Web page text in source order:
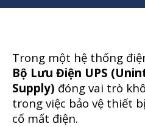
Trong một hệ thống
Bộ Lưu Điện UPS
Supply) đóng vai trò
trong việc bảo vệ thiết
cố mất điện.